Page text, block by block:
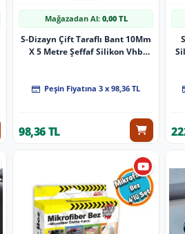
Mağazadan Al: 0,00 TL
S-Dizayn Çift Taraflı Bant 10Mm
X 5 Metre Şeffaf Silikon Vhb
Peşin Fiyatına 3 x 98,36 TL
98,36 TL